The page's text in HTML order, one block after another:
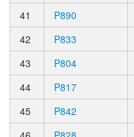
41
P890
42
P833
43
P804
44
P817
45
P842